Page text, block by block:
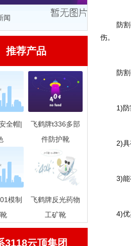
闻
推荐产品
全帽|
飞鹤牌t336多部
件防护靴
模制
飞鹤牌反光药物
工矿靴
3118云顶集团
伤。
防
1)
2)
3)
4)